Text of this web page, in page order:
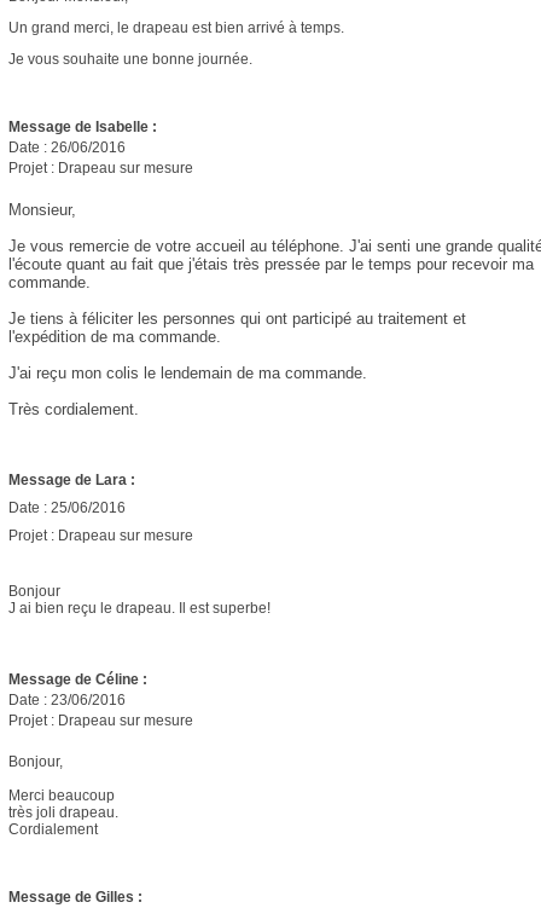
Un grand merci, le drapeau est bien arrivé à temps.
Je vous souhaite une bonne journée.
Message de Isabelle :
Date : 26/06/2016
Projet : Drapeau sur mesure
Monsieur,
Je vous remercie de votre accueil au téléphone. J'ai senti une grande
l'écoute quant au fait que j'étais très pressée par le temps pour recevoir ma
commande.
Je tiens à féliciter les personnes qui ont participé au traitement et
l'expédition de ma commande.
J'ai reçu mon colis le lendemain de ma commande.
Très cordialement.
Message de Lara :
Date : 25/06/2016
Projet : Drapeau sur mesure
Bonjour
J ai bien reçu le drapeau. Il est superbe!
Message de Céline :
Date : 23/06/2016
Projet : Drapeau sur mesure
Bonjour,
Merci beaucoup
très joli drapeau.
Cordialement
Message de Gilles :